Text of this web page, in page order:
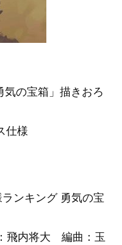
の宝箱」描きおろ
仕様
ンキング 勇気の宝
飛内将大 編曲：玉